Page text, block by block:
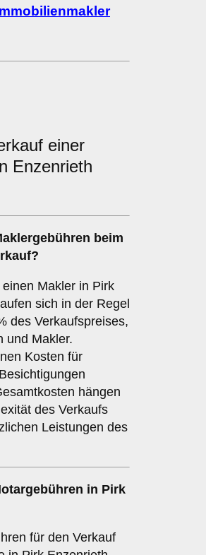
einer
Enzenrieth
beim
Makler in Pirk
sich in der Regel
des Verkaufspreises,
und Makler.
Kosten für
hängen
des Verkaufs
Leistungen des
in Pirk
für den Verkauf